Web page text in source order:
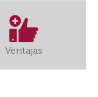
Ventajas